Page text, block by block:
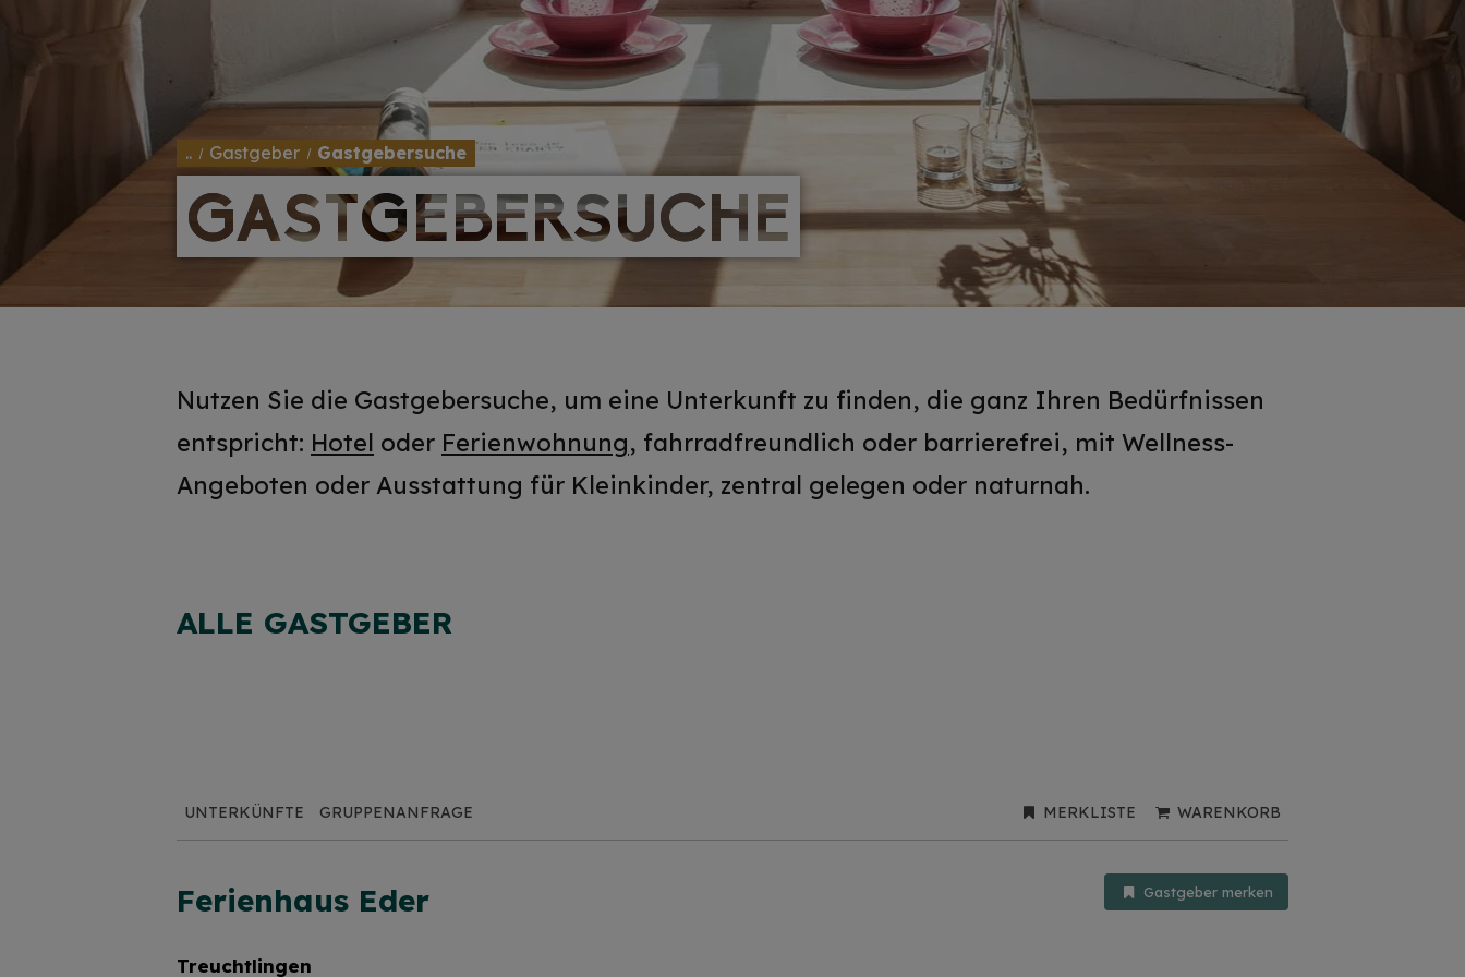
.. Gastgeber Gastgebersuche
GASTGEBERSUCHE
GASTGEBERSUCHE
Nutzen Sie die Gastgebersuche, um eine Unterkunft zu finden, die ganz Ihren Bedürfnissen
entspricht: Hotel oder Ferienwohnung, fahrradfreundlich oder barrierefrei, mit Wellness-
Angeboten oder Ausstattung für Kleinkinder, zentral gelegen oder naturnah.
ALLE GASTGEBER
MERKLISTE WARENKORB
UNTERKÜNFTE GRUPPENANFRAGE
Ferienhaus Eder Gastgeber merken
Treuchtlingen